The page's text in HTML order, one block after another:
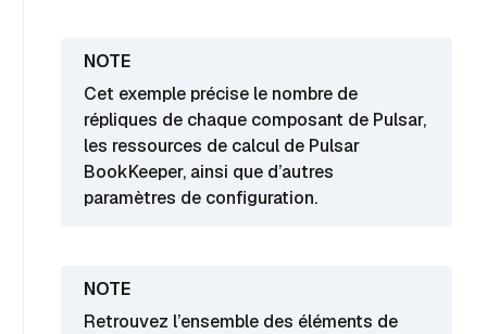
Cet exemple précise le nombre de
répliques de chaque composant de Pulsar,
les ressources de calcul de Pulsar
BookKeeper, ainsi que d’autres
paramètres de configuration.
Retrouvez l’ensemble des éléments de